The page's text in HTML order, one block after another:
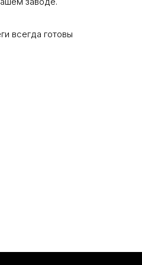
всегда готовы